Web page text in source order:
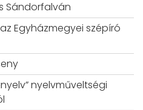
Sándorfalván
Egyházmegyei szépíró
nyelvműveltségi